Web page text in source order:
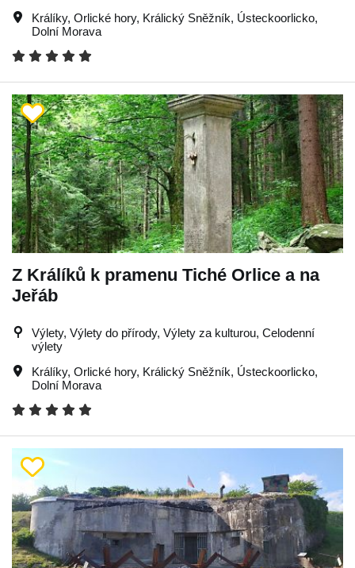
Králíky, Orlické hory, Králický Sněžník, Ústeckoorlicko,
Dolní Morava
Z Králíků k pramenu Tiché Orlice a na
Jeřáb
Výlety, Výlety do přírody, Výlety za kulturou, Celodenní
výlety
Králíky, Orlické hory, Králický Sněžník, Ústeckoorlicko,
Dolní Morava